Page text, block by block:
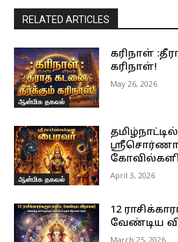
RELATED ARTICLES
ஆன்மிக தகவல்
கரிநாள்
கரிநாள்!
May 26, 2026
ஆன்மிக தகவல் April 3, 2026
12
வேண்டிய
March 25, 2026